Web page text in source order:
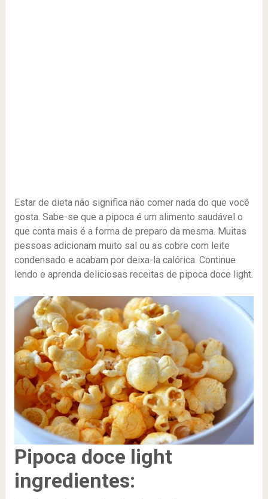
Estar de dieta não significa não comer nada do que você
gosta. Sabe-se que a pipoca é um alimento saudável o
que conta mais é a forma de preparo da mesma. Muitas
pessoas adicionam muito sal ou as cobre com leite
condensado e acabam por deixa-la calórica. Continue
lendo e aprenda deliciosas receitas de pipoca doce light.
Pipoca doce light
ingredientes: